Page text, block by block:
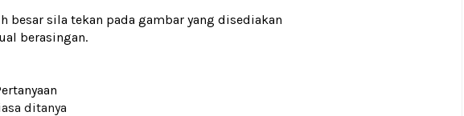
besar sila tekan pada gambar yang disediakan
berasingan.
ditanya